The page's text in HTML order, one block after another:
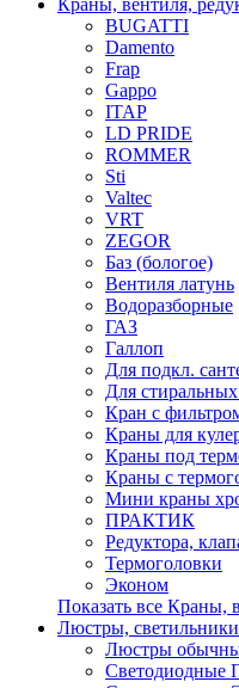
Краны, вентиля,
BUGATTI
Damento
Frap
Gappo
ITAP
LD PRIDE
ROMMER
Sti
Valtec
VRT
ZEGOR
Баз (бологое)
Вентиля латунь
Водоразборные
ГАЗ
Галлоп
Для подкл.
Для
Кран с
Краны для
Краны под
Краны с
Мини краны
ПРАКТИК
Редуктора,
Термоголовки
Эконом
Показать все Краны,
Люстры, светильники
Люстры
Светодиодные